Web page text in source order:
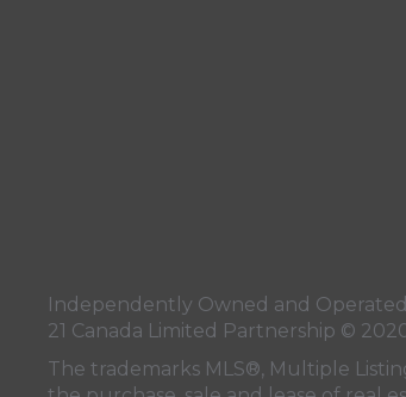
Independently Owned and
21 Canada Limited Partnership ©
The trademarks MLS®, Multiple